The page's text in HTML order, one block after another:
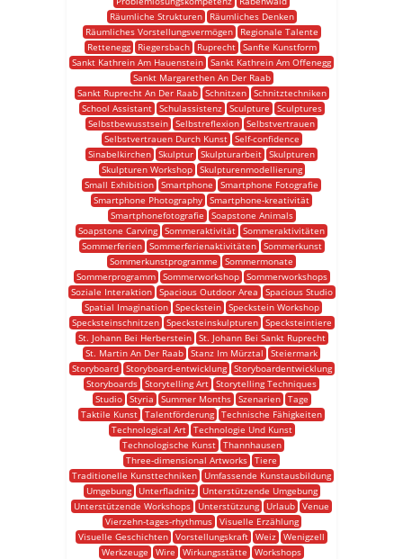
Räumliche Strukturen
Räumliches Denken
Räumliches Vorstellungsvermögen
Regionale Talente
Rettenegg
Riegersbach Ruprecht
Sanfte Kunstform
Sankt Kathrein Am Hauenstein Sankt Kathrein Am Offenegg
Sankt Margarethen An Der Raab
Sankt Ruprecht An Der Raab
Schnitzen
Schnitztechniken
School Assistant
Schulassistenz Sculpture
Sculptures
Selbstbewusstsein Selbstreflexion Selbstvertrauen
Selbstvertrauen Durch Kunst
Self-confidence
Sinabelkirchen Skulptur Skulpturarbeit Skulpturen
Skulpturen Workshop
Skulpturenmodellierung
Small Exhibition Smartphone
Smartphone Fotografie
Smartphone Photography Smartphone-kreativität
Smartphonefotografie
Soapstone Animals
Soapstone Carving Sommeraktivität Sommeraktivitäten
Sommerferien
Sommerferienaktivitäten
Sommerkunst
Sommerkunstprogramme
Sommermonate
Sommerprogramm
Sommerworkshop
Sommerworkshops
Soziale Interaktion
Spacious Outdoor Area
Spacious Studio
Spatial Imagination
Speckstein
Speckstein Workshop
Specksteinschnitzen
Specksteinskulpturen
Specksteintiere
St. Johann Bei Herberstein
St. Johann Bei Sankt Ruprecht
St. Martin An Der Raab Stanz Im Mürztal
Steiermark
Storyboard
Storyboard-entwicklung
Storyboardentwicklung
Storyboards Storytelling Art Storytelling Techniques
Studio
Styria Summer Months Szenarien
Tage
Taktile Kunst Talentförderung Technische Fähigkeiten
Technological Art
Technologie Und Kunst
Technologische Kunst
Thannhausen
Three-dimensional Artworks Tiere
Traditionelle Kunsttechniken
Umfassende Kunstausbildung
Umgebung
Unterfladnitz
Unterstützende Umgebung
Unterstützende Workshops
Unterstützung Urlaub Venue
Vierzehn-tages-rhythmus
Visuelle Erzählung
Visuelle Geschichten Vorstellungskraft Weiz Wenigzell
Werkzeuge
Wire Wirkungsstätte
Workshops